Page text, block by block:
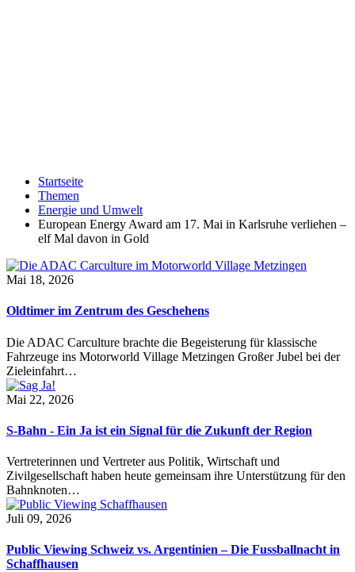
Startseite
Themen
Energie und Umwelt
European Energy Award am 17. Mai in Karlsruhe verliehen –
elf Mal davon in Gold
Mai 18, 2026
Oldtimer im Zentrum des Geschehens
Die ADAC Carculture brachte die Begeisterung für klassische
Fahrzeuge ins Motorworld Village Metzingen Großer Jubel bei der
Zieleinfahrt…
Mai 22, 2026
S-Bahn - Ein Ja ist ein Signal für die Zukunft der Region
Vertreterinnen und Vertreter aus Politik, Wirtschaft und
Zivilgesellschaft haben heute gemeinsam ihre Unterstützung für den
Bahnknoten…
Juli 09, 2026
Public Viewing Schweiz vs. Argentinien – Die Fussballnacht in
Schaffhausen